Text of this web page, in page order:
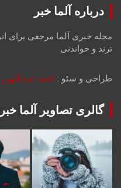
درباره آلما خبر
مجله خبری آلما مرجعی برای
ترند و خواندنی
طراحی و سئو : احمد عبداللهی
گالری تصاویر آلما خبر